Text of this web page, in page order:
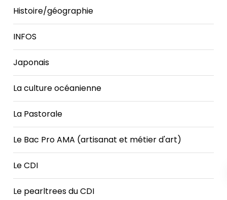
Histoire/géographie
INFOS
Japonais
La culture océanienne
La Pastorale
Le Bac Pro AMA (artisanat et métier d'art)
Le CDI
Le pearltrees du CDI